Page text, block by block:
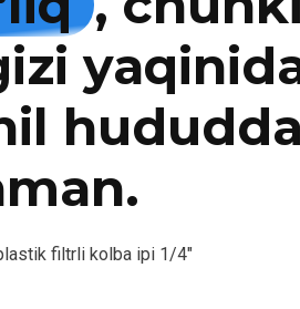
hududda
filtrli kolba ipi 1/4″